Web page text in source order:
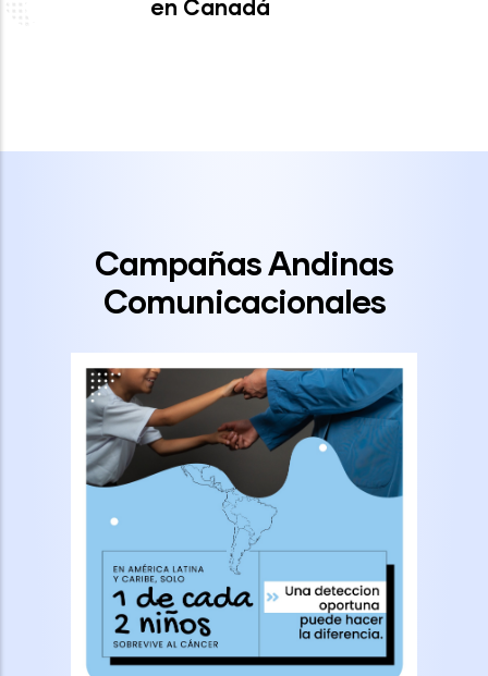
en Canadá
Campañas Andinas
Comunicacionales